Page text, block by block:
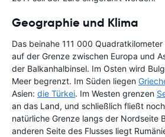
Geographie und Klima
Das beinahe 111 000
auf der Grenze zwischen Europa und
der Balkanhalbinsel. Im Osten wird
Meer begrenzt. Im Süden liegen
Asien: die Türkei. Im Westen grenzen
an das Land, und schließlich fließt
natürliche Grenze langs der Nordseite
anderen Seite des Flusses liegt